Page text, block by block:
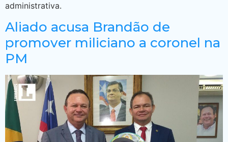
administrativa.
Aliado acusa Brandão de
promover miliciano a coronel na
PM